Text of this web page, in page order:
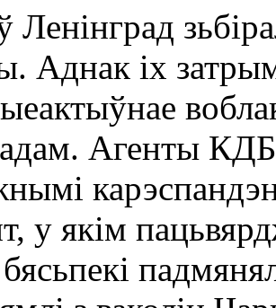
Ленінград
Аднак іх
Агенты
у якім